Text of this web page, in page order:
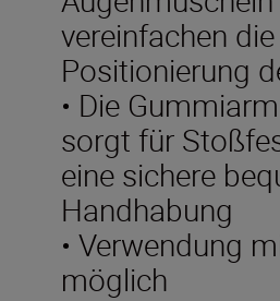
vereinfachen die
Positionierung
• Die
sorgt für
eine sichere
Handhabung
• Verwendung
möglich